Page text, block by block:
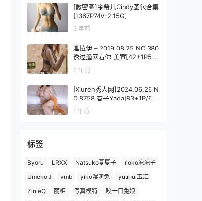
[微密圈]金希儿Cindy图包合集
[1367P74V-2.15G]
3 年前
雅拉伊 – 2019.08.25 NO.380
透过渔网看你 美宣[42+1P515
M]
3 年前
[Xiuren秀人网]2024.06.26 N
O.8758 杏子Yada[83+1P/677
MB]
1 年前
标签
Byoru LRXX Natsuko夏夏子
rioko凉凉子
Umeko J
vmb yiko湿润兔
yuuhui玉汇
ZinieQ
丽柜 写真模特
咬一口兔娘